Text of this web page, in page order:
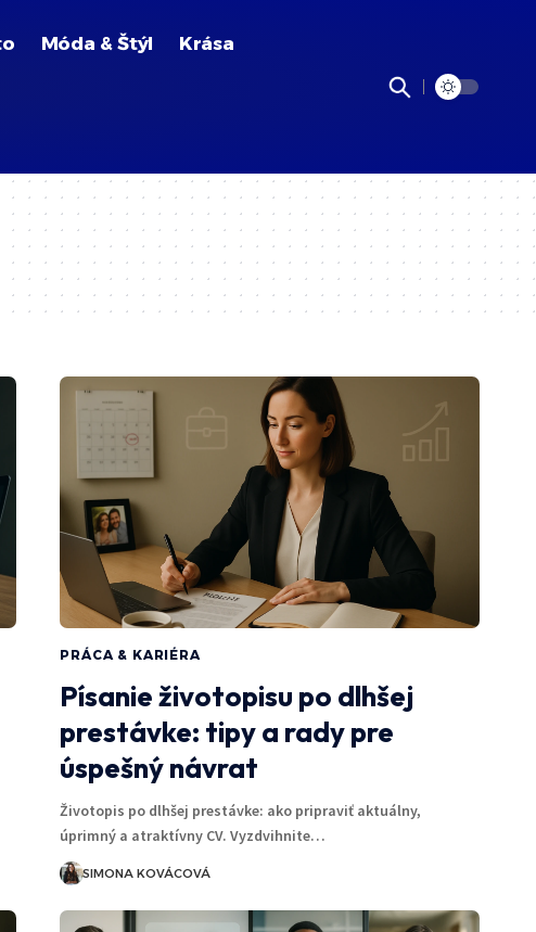
Móda & Štýl Krása
PRÁCA & KARIÉRA
Písanie životopisu po dlhšej
prestávke: tipy a rady pre
úspešný návrat
Životopis po dlhšej prestávke: ako pripraviť aktuálny,
úprimný a atraktívny CV. Vyzdvihnite…
SIMONA KOVÁCOVÁ